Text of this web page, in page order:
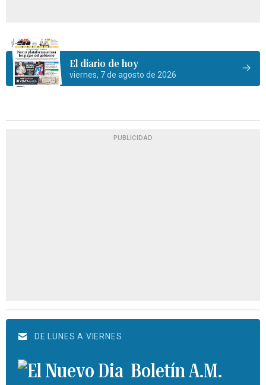
El diario de hoy
viernes, 7 de agosto de 2026
PUBLICIDAD
DE LUNES A VIERNES
Boletín A.M.